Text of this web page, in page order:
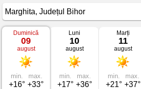
Vremea
Marghita
Județul
Bihor
Duminică
09
august
min.
+16°
max.
+33°
Luni
10
august
min.
+17°
max.
+36°
Marți
11
august
min.
+21°
max.
+37°